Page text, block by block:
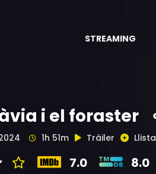
STREAMING
i el foraster
1h 51m Tràiler Llista
7.0 8.0